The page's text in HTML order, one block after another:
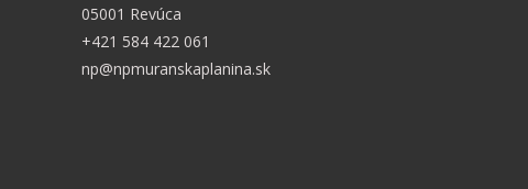
05001 Revúca
+421 584 422 061
np@npmuranskaplanina.sk